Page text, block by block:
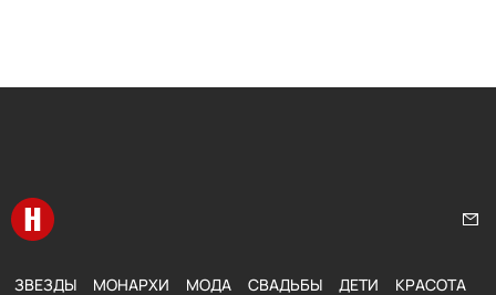
Перейти на главную
ЗВЕЗДЫ МОНАРХИ МОДА СВАДЬБЫ ДЕТИ КРАСОТА